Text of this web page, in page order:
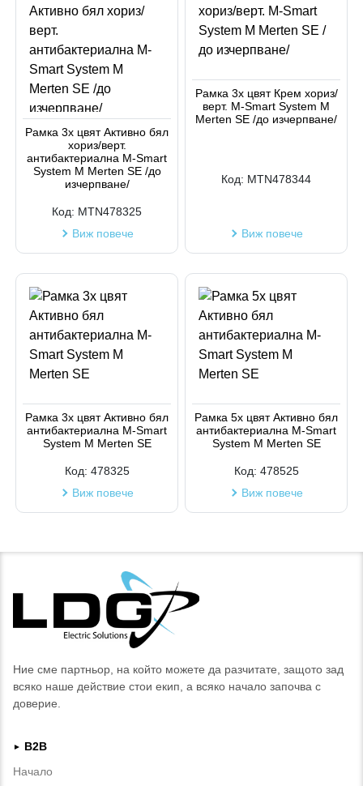
Рамка 3х цвят Активно бял
хориз/верт.
антибактериална M-Smart
System M Merten SE /до
изчерпване/
Код: MTN478325
Виж повече
Рамка 3х цвят Крем хориз/
верт. M-Smart System M
Merten SE /до изчерпване/
Код: MTN478344
Виж повече
Рамка 3х цвят Активно бял
антибактериална M-Smart
System M Merten SE
Код: 478325
Виж повече
Рамка 5х цвят Активно бял
антибактериална M-Smart
System M Merten SE
Код: 478525
Виж повече
Ние сме партньор, на който можете да разчитате, защото зад
всяко наше действие стои екип, а всяко начало започва с
доверие.
►
B2B
Начало